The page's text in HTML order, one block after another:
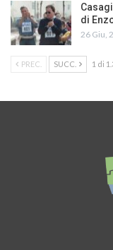
di
26 Giu,
PREC. SUCC. 1 di